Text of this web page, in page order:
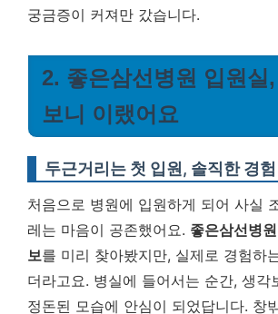
궁금증이 커져만 갔습니다.
2. 좋은삼선병원 입원실
보니 이랬어요
두근거리는 첫 입원, 솔직한 경
처음으로 병원에 입원하게 되어 사실
레는 마음이 공존했어요. 좋은삼선병
보를 미리 찾아봤지만, 실제로 경험하
더라고요. 병실에 들어서는 순간, 생각
정돈된 모습에 안심이 되었답니다. 창